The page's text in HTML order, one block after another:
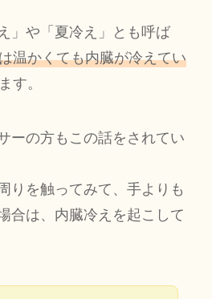
」や「夏冷え」とも呼ば
温かくても内臓が冷えてい
す。
ーの方もこの話をされてい
りを触ってみて、手よりも
合は、内臓冷えを起こして